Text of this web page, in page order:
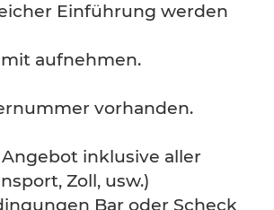
Einführung werden
aufnehmen.
vorhanden.
inklusive aller
Zoll, usw.)
Bar oder Scheck